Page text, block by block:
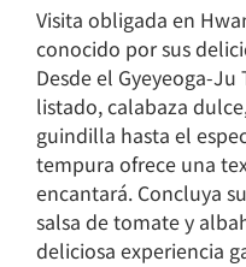
Visita obligada en
conocido por sus
Desde el Gyeyeoga-
listado, calabaza
guindilla hasta el
tempura ofrece una
encantará. Concluya
salsa de tomate y
deliciosa experiencia